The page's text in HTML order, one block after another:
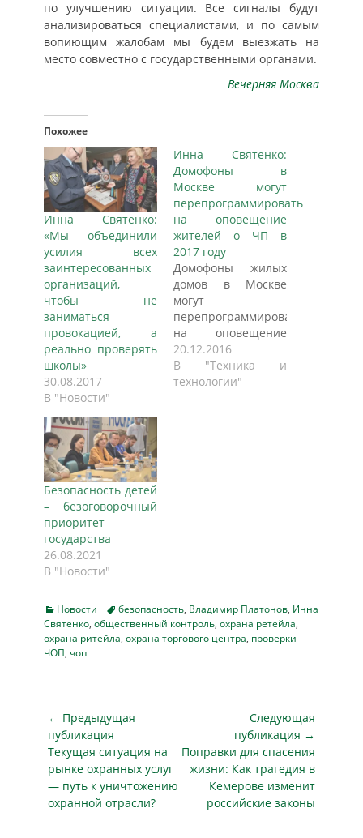
по улучшению ситуации. Все сигналы будут
анализироваться специалистами, и по самым
вопиющим жалобам мы будем выезжать на
место совместно с государственными органами.
Вечерняя Москва
Похожее
Инна Святенко:
«Мы объединили
усилия всех
заинтересованных
организаций,
чтобы не
заниматься
провокацией, а
реально проверять
школы»
30.08.2017
В "Новости"
Инна Святенко:
Домофоны в
Москве могут
перепрограммировать
на оповещение
жителей о ЧП в
2017 году
Домофоны жилых
домов в Москве
могут
перепрограммировать
на оповещение
жителей о
чрезвычайных
ситуациях и
техсредств
безопасности об их
участии в
сообщили, что…
20.12.2016
В "Техника и
технологии"
Безопасность детей
– безоговорочный
приоритет
государства
26.08.2021
В "Новости"
Categories
Новости Tagsбезопасность, Владимир Платонов, Инна
Святенко, общественный контроль, охрана ретейла,
охрана ритейла, охрана торгового центра, проверки
ЧОП, чоп
Навигация
по
записям
← Предыдущая
публикация
Предыдущая
публикация
Текущая ситуация на
рынке охранных услуг
— путь к уничтожению
охранной отрасли?
Следующая
публикация →
Следующая
публикация
Поправки для спасения
жизни: Как трагедия в
Кемерове изменит
российские законы